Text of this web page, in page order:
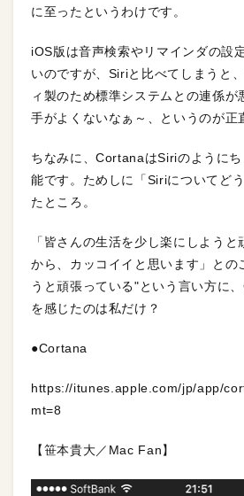
に至ったというわけです。
iOS版は音声検索やリマインダの設
いのですが、Siriと比べてしまうと
ィ製のため標準システムとの連係が
手がよくないなぁ～、というのが正
ちなみに、CortanaはSiriのように
能です。ためしに「Siriについてど
たところ。
「皆さんの生活を少し楽にしよう
から、カッコイイと思います」との
うと頑張っている"という言い方に
を感じたのは私だけ？
●Cortana
https://itunes.apple.com/jp/app/
mt=8
【笹本貴大／Mac Fan】